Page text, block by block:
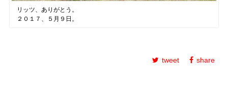
リッツ、ありがとう。
２０１７、５月９日。
tweet share